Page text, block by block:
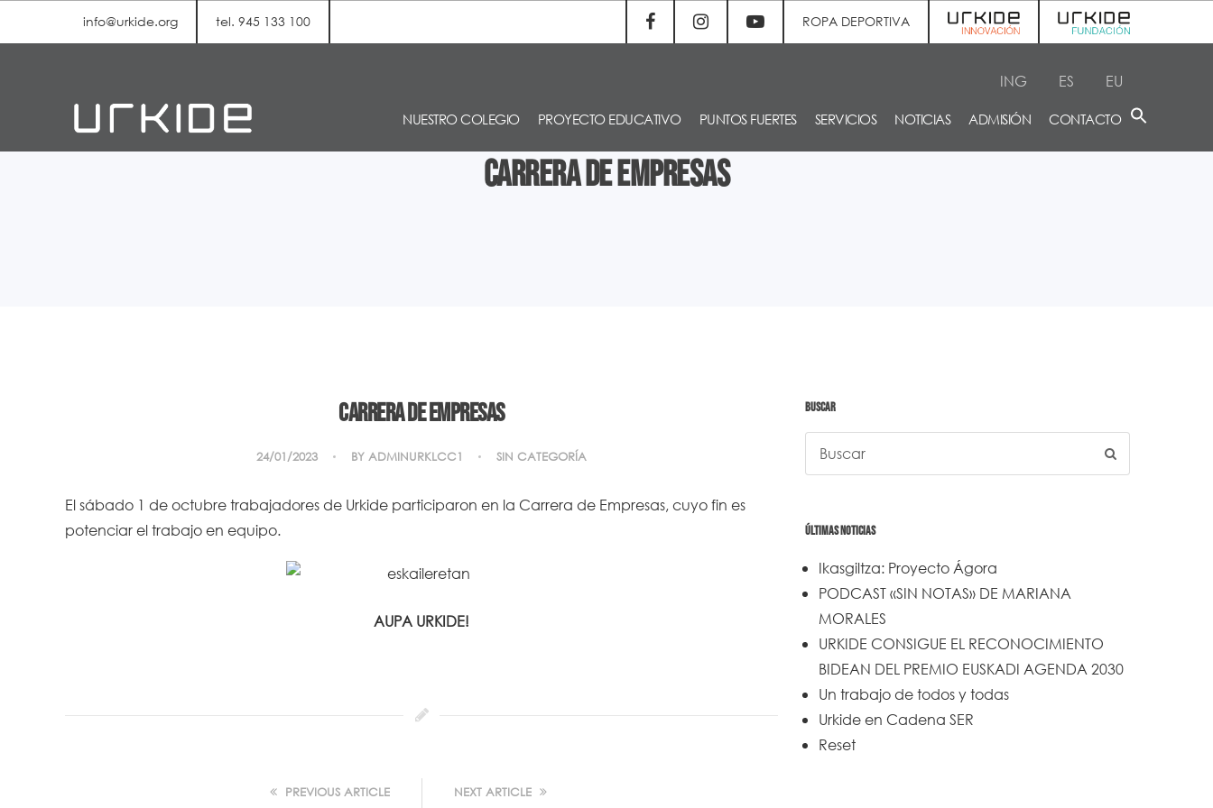
info@urkide.org tel. 945 133 100 ROPA DEPORTIVA
ING ES EU
NUESTRO COLEGIO PROYECTO EDUCATIVO PUNTOS FUERTES SERVICIOS NOTICIAS ADMISIÓN CONTACTO
Carrera de empresas
Carrera de empresas
24/01/2023 BY ADMINURKLCC1 SIN CATEGORÍA
El sábado 1 de octubre trabajadores de Urkide participaron en la Carrera de Empresas, cuyo fin es
potenciar el trabajo en equipo.
AUPA URKIDE!
PREVIOUS ARTICLE NEXT ARTICLE
BUSCAR
ÚLTIMAS NOTICIAS
Ikasgiltza: Proyecto Ágora
PODCAST «SIN NOTAS» DE MARIANA
MORALES
URKIDE CONSIGUE EL RECONOCIMIENTO
BIDEAN DEL PREMIO EUSKADI AGENDA 2030
Un trabajo de todos y todas
Urkide en Cadena SER
Reset